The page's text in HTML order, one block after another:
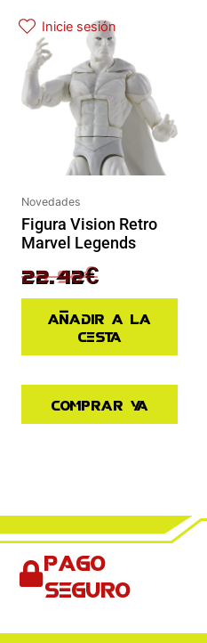
Inicie sesión
Novedades
Figura Vision Retro
Marvel Legends
29.90€
22.42€
Añadir a la
cesta
Comprar ya
Pago
seguro